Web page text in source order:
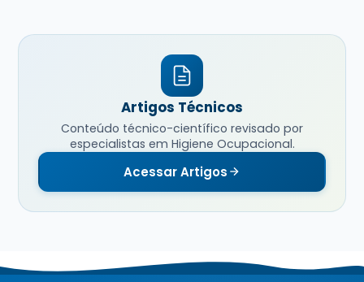
Artigos Técnicos
Conteúdo técnico-científico revisado por
especialistas em Higiene Ocupacional.
Acessar Artigos